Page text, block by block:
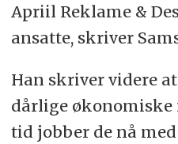
Apriil Reklame &
ansatte, skriver
Han skriver videre
dårlige økonomiske
tid jobber de nå